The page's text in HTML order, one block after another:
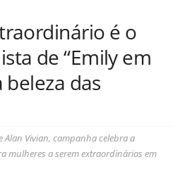
é o
de “Emily em
beleza das
Alan Vivian, campanha celebra a
mulheres a serem extraordinárias em